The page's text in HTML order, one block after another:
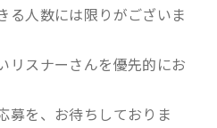
る人数には限りがございま
リスナーさんを優先的にお
募を、お待ちしておりま